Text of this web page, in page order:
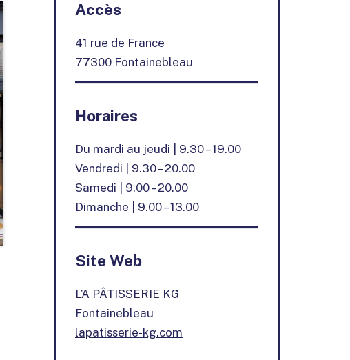
−
Accès
41 rue de France
77300 Fontainebleau
Horaires
Du mardi au jeudi | 9.30 – 19.00
Vendredi | 9.30 – 20.00
Samedi | 9.00 – 20.00
Dimanche | 9.00 – 13.00
Site Web
L’A PÂTISSERIE KG
Fontainebleau
lapatisserie-kg.com